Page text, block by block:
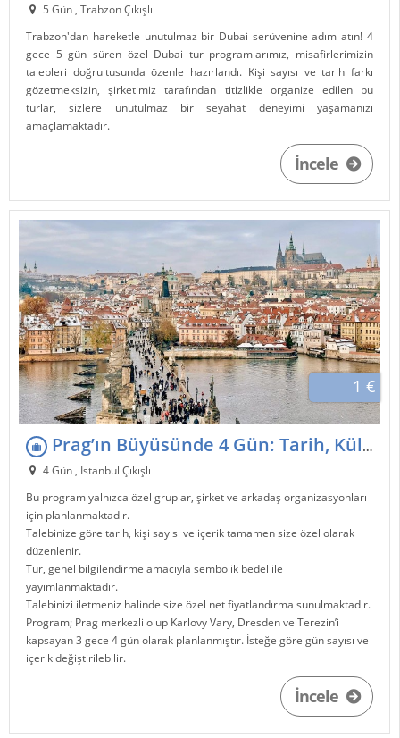
5 Gün , Trabzon Çıkışlı
Trabzon'dan hareketle unutulmaz bir Dubai serüvenine adım atın! 4
gece 5 gün süren özel Dubai tur programlarımız, misafirlerimizin
talepleri doğrultusunda özenle hazırlandı. Kişi sayısı ve tarih farkı
gözetmeksizin, şirketimiz tarafından titizlikle organize edilen bu
turlar, sizlere unutulmaz bir seyahat deneyimi yaşamanızı
amaçlamaktadır.
İncele
1 €
Prag’ın Büyüsünde 4 Gün: Tarih, Kültür ve Unutulmaz Deneyimler
4 Gün , İstanbul Çıkışlı
Bu program yalnızca özel gruplar, şirket ve arkadaş organizasyonları
için planlanmaktadır.
Talebinize göre tarih, kişi sayısı ve içerik tamamen size özel olarak
düzenlenir.
Tur, genel bilgilendirme amacıyla sembolik bedel ile
yayımlanmaktadır.
Talebinizi iletmeniz halinde size özel net fiyatlandırma sunulmaktadır.
Program; Prag merkezli olup Karlovy Vary, Dresden ve Terezin’i
kapsayan 3 gece 4 gün olarak planlanmıştır. İsteğe göre gün sayısı ve
içerik değiştirilebilir.
İncele